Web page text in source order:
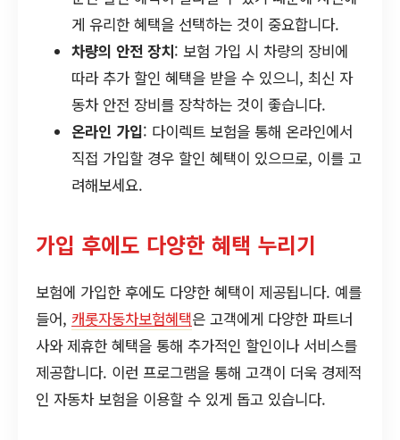
게 유리한 혜택을 선택하는 것이 중요합니다.
차량의 안전 장치: 보험 가입 시 차량의 장비에
따라 추가 할인 혜택을 받을 수 있으니, 최신 자
동차 안전 장비를 장착하는 것이 좋습니다.
온라인 가입: 다이렉트 보험을 통해 온라인에서
직접 가입할 경우 할인 혜택이 있으므로, 이를 고
려해보세요.
가입 후에도 다양한 혜택 누리기
보험에 가입한 후에도 다양한 혜택이 제공됩니다. 예를
들어, 캐롯자동차보험혜택은 고객에게 다양한 파트너
사와 제휴한 혜택을 통해 추가적인 할인이나 서비스를
제공합니다. 이런 프로그램을 통해 고객이 더욱 경제적
인 자동차 보험을 이용할 수 있게 돕고 있습니다.